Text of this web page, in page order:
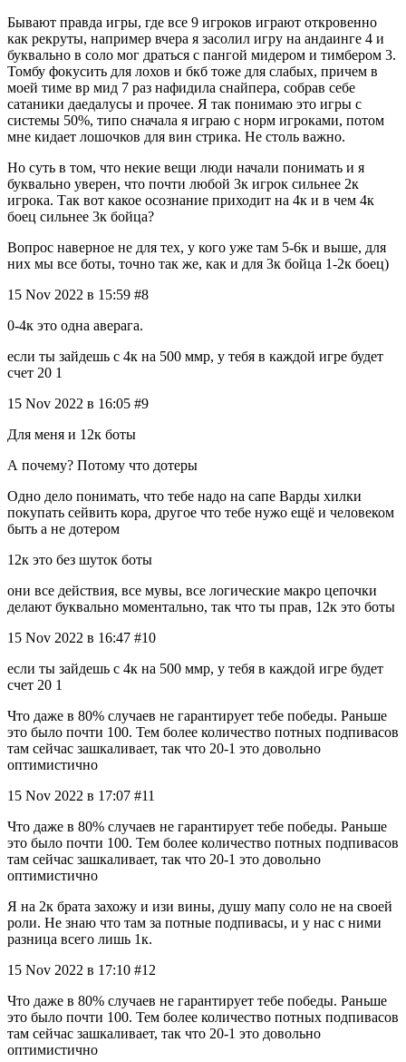
Бывают правда игры, где все 9 игроков играют откровенно
как рекруты, например вчера я засолил игру на андаинге 4 и
буквально в соло мог драться с пангой мидером и тимбером 3.
Томбу фокусить для лохов и бкб тоже для слабых, причем в
моей тиме вр мид 7 раз нафидила снайпера, собрав себе
сатаники даедалусы и прочее. Я так понимаю это игры с
системы 50%, типо сначала я играю с норм игроками, потом
мне кидает лошочков для вин стрика. Не столь важно.
Но суть в том, что некие вещи люди начали понимать и я
буквально уверен, что почти любой 3к игрок сильнее 2к
игрока. Так вот какое осознание приходит на 4к и в чем 4к
боец сильнее 3к бойца?
Вопрос наверное не для тех, у кого уже там 5-6к и выше, для
них мы все боты, точно так же, как и для 3к бойца 1-2к боец)
15 Nov 2022 в 15:59 #8
0-4к это одна аверага.
если ты зайдешь с 4к на 500 ммр, у тебя в каждой игре будет
счет 20 1
15 Nov 2022 в 16:05 #9
Для меня и 12к боты
А почему? Потому что дотеры
Одно дело понимать, что тебе надо на сапе Варды хилки
покупать сейвить кора, другое что тебе нужо ещё и человеком
быть а не дотером
12к это без шуток боты
они все действия, все мувы, все логические макро цепочки
делают буквально моментально, так что ты прав, 12к это боты
15 Nov 2022 в 16:47 #10
если ты зайдешь с 4к на 500 ммр, у тебя в каждой игре будет
счет 20 1
Что даже в 80% случаев не гарантирует тебе победы. Раньше
это было почти 100. Тем более количество потных подпивасов
там сейчас зашкаливает, так что 20-1 это довольно
оптимистично
15 Nov 2022 в 17:07 #11
Что даже в 80% случаев не гарантирует тебе победы. Раньше
это было почти 100. Тем более количество потных подпивасов
там сейчас зашкаливает, так что 20-1 это довольно
оптимистично
Я на 2к брата захожу и изи вины, душу мапу соло не на своей
роли. Не знаю что там за потные подпивасы, и у нас с ними
разница всего лишь 1к.
15 Nov 2022 в 17:10 #12
Что даже в 80% случаев не гарантирует тебе победы. Раньше
это было почти 100. Тем более количество потных подпивасов
там сейчас зашкаливает, так что 20-1 это довольно
оптимистично